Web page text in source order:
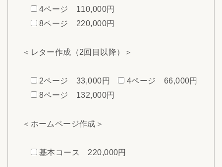
4ページ 110,000円
8ページ 220,000円
＜レター作成（2回目以降）＞
2ページ 33,000円
4ページ 66,000円
8ページ 132,000円
＜ホームページ作成＞
基本コース 220,000円